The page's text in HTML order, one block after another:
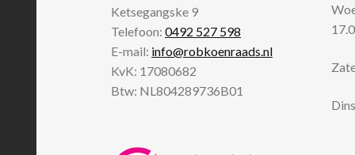
Ketsegangske 9
Telefoon:0492 527 598
E-mail: info@robkoenraads.nl
KvK: 17080682
Btw: NL804289736B01